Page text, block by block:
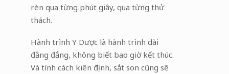
rèn qua từng phút giây, qua từng thử
thách.
Hành trình Y Dược là hành trình dài
đằng đẳng, không biết bao giờ kết thúc.
Và tính cách kiên định, sắt son cũng sẽ